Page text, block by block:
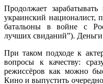
Продолжает
украинский националист,
батальоны в войне с
лучших свиданий”).
При таком подходе к
вопросы к качеству:
режиссёров как можно
Кино и выпустить